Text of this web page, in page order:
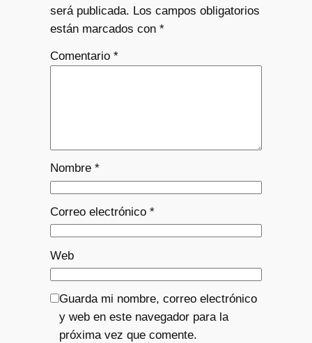
será publicada. Los campos obligatorios
están marcados con *
Comentario *
Nombre *
Correo electrónico *
Web
Guarda mi nombre, correo electrónico
y web en este navegador para la
próxima vez que comente.